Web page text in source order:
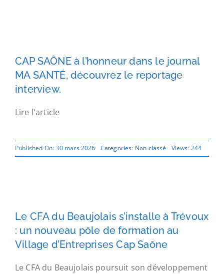
CAP SAÔNE à l’honneur dans le journal
MA SANTÉ, découvrez le reportage
interview.
Lire l'article
Published On: 30 mars 2026 Categories: Non classé Views: 244
Le CFA du Beaujolais s’installe à Trévoux
: un nouveau pôle de formation au
Village d’Entreprises Cap Saône
Le CFA du Beaujolais poursuit son développement